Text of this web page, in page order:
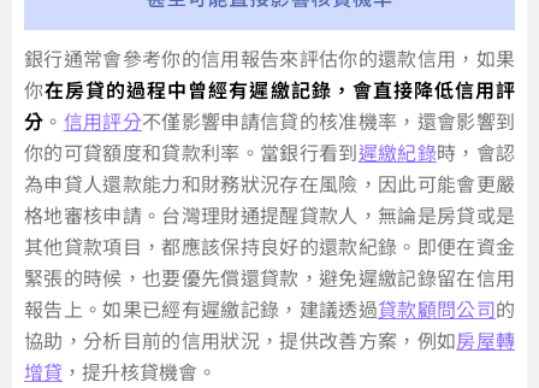
銀行通常會參考你的信用報告來評估你的還款信用，如果
你在房貸的過程中曾經有遲繳記錄，會直接降低信用評
分 。 信用評分不僅影響申請信貸的核准機率，還會影響到
你的可貸額度和貸款利率。當銀行看到遲繳紀錄時，會認
為申貸人還款能力和財務狀況存在風險，因此可能會更嚴
格地審核申請。台灣理財通提醒貸款人，無論是房貸或是
其他貸款項目，都應該保持良好的還款紀錄。即便在資金
緊張的時候，也要優先償還貸款，避免遲繳記錄留在信用
報告上。如果已經有遲繳記錄，建議透過貸款顧問公司的
協助，分析目前的信用狀況，提供改善方案，例如房屋轉
增貸 ，提升核貸機會。